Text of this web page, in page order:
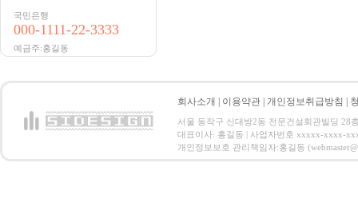
국민은행
000-1111-22-3333
예금주:홍길동
회사소개 이용약관 개인정보취급방침
서울 동작구 신대방2동 전문건설회관빌딩 28
대표이사: 홍길동 | 사업자번호 xxxxx-xxxx-
개인정보보호 관리책임자:홍길동